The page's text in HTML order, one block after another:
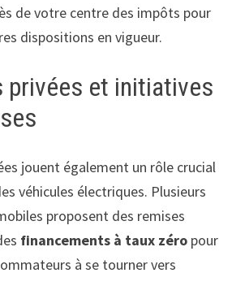
de votre centre des impôts pour
dispositions en vigueur.
privées et initiatives
jouent également un rôle crucial
véhicules électriques. Plusieurs
proposent des remises
financements à taux zéropour
à se tourner vers